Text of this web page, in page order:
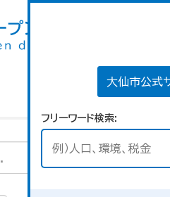
大仙市公式
フリーワード検索